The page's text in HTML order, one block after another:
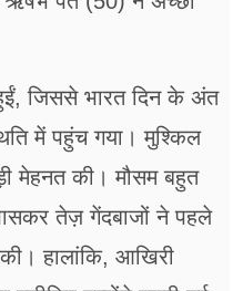
जिससे भारत दिन के अंत
में पहुंच गया। मुश्किल
मेहनत की। मौसम बहुत
तेज़ गेंदबाजों ने पहले
हालांकि, आखिरी